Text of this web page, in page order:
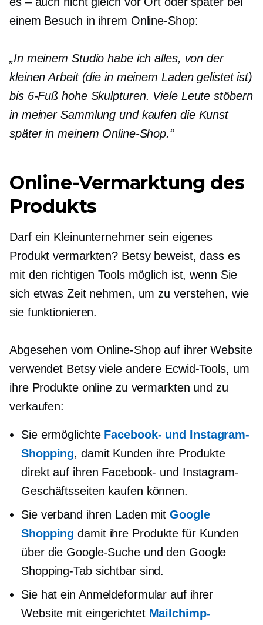
einem Besuch in ihrem Online-Shop:
„In meinem Studio habe ich alles, von der
kleinen Arbeit (die in meinem Laden gelistet ist)
bis 6-Fuß hohe Skulpturen. Viele Leute stöbern
in meiner Sammlung und kaufen die Kunst
später in meinem Online-Shop.“
Online-Vermarktung des
Produkts
Darf ein Kleinunternehmer sein eigenes
Produkt vermarkten? Betsy beweist, dass es
mit den richtigen Tools möglich ist, wenn Sie
sich etwas Zeit nehmen, um zu verstehen, wie
sie funktionieren.
Abgesehen vom Online-Shop auf ihrer Website
verwendet Betsy viele andere Ecwid-Tools, um
ihre Produkte online zu vermarkten und zu
verkaufen:
Sie ermöglichte Facebook- und Instagram-
Shopping, damit Kunden ihre Produkte
direkt auf ihren Facebook- und Instagram-
Geschäftsseiten kaufen können.
Sie verband ihren Laden mitGoogle
Shopping damit ihre Produkte für Kunden
über die Google-Suche und den Google
Shopping-Tab sichtbar sind.
Sie hat ein Anmeldeformular auf ihrer
Website mit eingerichtet Mailchimp-